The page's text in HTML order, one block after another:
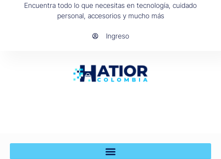
Encuentra todo lo que necesitas en tecnología, cuidado
personal, accesorios y mucho más
Ingreso